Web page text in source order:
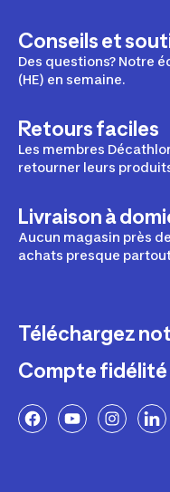
Conseils et
Des questions? Notre
(HE) en semaine.
Retours faciles
Les membres
retourner leurs
Livraison à
Aucun magasin près
achats presque
Téléchargez
Compte fidélité